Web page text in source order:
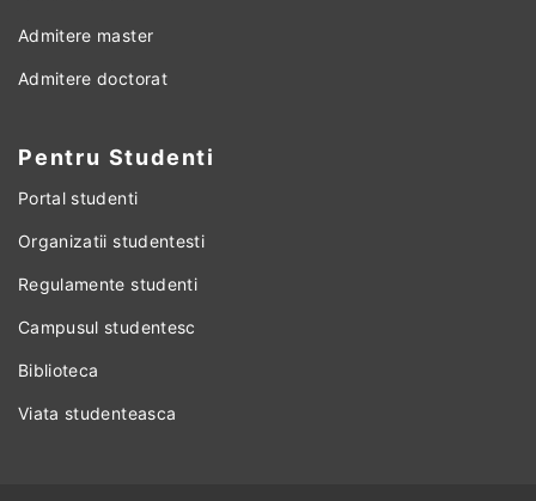
Admitere master
Admitere doctorat
Pentru Studenti
Portal studenti
Organizatii studentesti
Regulamente studenti
Campusul studentesc
Biblioteca
Viata studenteasca